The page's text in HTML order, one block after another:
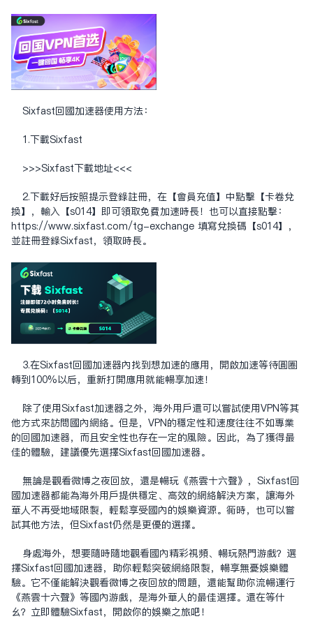
Sixfast回国加速器使用方法：
1.下载Sixfast
>>>Sixfast下载地址<<<
2.下载好后按照提示登录注册，在【会员充值】中点击【卡卷兑
换】，输入【s014】即可领取免费加速时长！也可以直接点击：
https://www.sixfast.com/tg-exchange 填写兑换码【s014】，
并注册登录Sixfast，领取时长。
3.在Sixfast回国加速器内找到想加速的应用，开启加速等待圆圈
转到100%以后，重新打开应用就能畅享加速！
除了使用Sixfast加速器之外，海外用户还可以尝试使用VPN等其
他方式来访问国内网络。但是，VPN的稳定性和速度往往不如专业
的回国加速器，而且安全性也存在一定的风险。因此，为了获得最
佳的体验，建议优先选择Sixfast回国加速器。
无论是观看微博之夜回放，还是畅玩《燕云十六声》，Sixfast回
国加速器都能为海外用户提供稳定、高效的网络解决方案，让海外
华人不再受地域限制，轻松享受国内的娱乐资源。同时，也可以尝
试其他方法，但Sixfast仍然是更优的选择。
身处海外，想要随时随地观看国内精彩视频、畅玩热门游戏？选
择Sixfast回国加速器，助你轻松突破网络限制，畅享无忧娱乐体
验。它不仅能解决观看微博之夜回放的问题，还能帮助你流畅运行
《燕云十六声》等国内游戏，是海外华人的最佳选择。还在等什
么？立即体验Sixfast，开启你的娱乐之旅吧！